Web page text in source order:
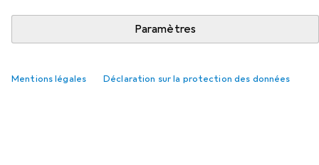
Paramètres
Mentions légales Déclaration sur la protection des données
55